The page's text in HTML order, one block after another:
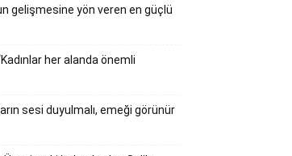
gelişmesine yön veren en güçlü
her alanda önemli
sesi duyulmalı, emeği görünür